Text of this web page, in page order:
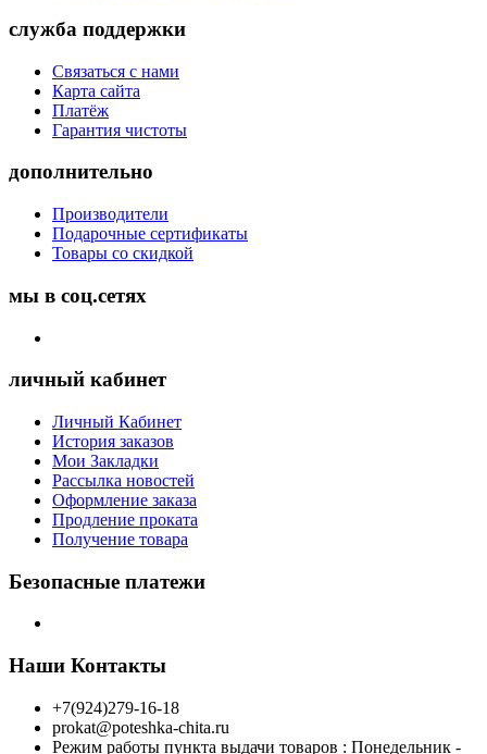
служба поддержки
Связаться с нами
Карта сайта
Платёж
Гарантия чистоты
дополнительно
Производители
Подарочные сертификаты
Товары со скидкой
мы в соц.сетях
личный кабинет
Личный Кабинет
История заказов
Мои Закладки
Рассылка новостей
Оформление заказа
Продление проката
Получение товара
Безопасные платежи
Наши Контакты
+7(924)279-16-18
prokat@poteshka-chita.ru
Режим работы пункта выдачи товаров : Понедельник -